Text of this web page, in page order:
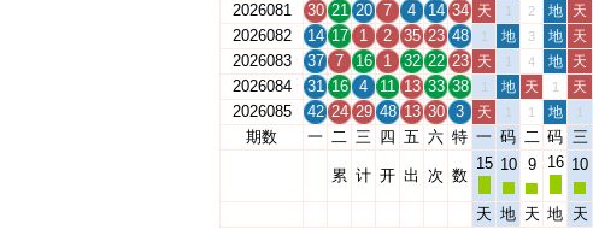
2026081
30 21 20 7 4 14 34 天 1 2 地 天
2026082
14 17 1 2 35 23 48 1 地 3 地 天
2026083
37 7 16 1 32 22 23 天 1 4 地 天
2026084
31 16 4 11 13 33 38 1 地 天 1 天
2026085
42 24 29 48 13 30 3 天 1 1 地 1
期数
一 二 三 四 五 六 特 一 码 二 码 三
累 计 开 出 次 数
15 10 9 16 10
天 地 天 地 天